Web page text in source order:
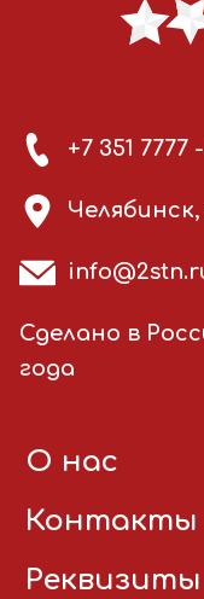
+7 351 7777
Сделано в
года
О нас
Контакты
Реквизиты